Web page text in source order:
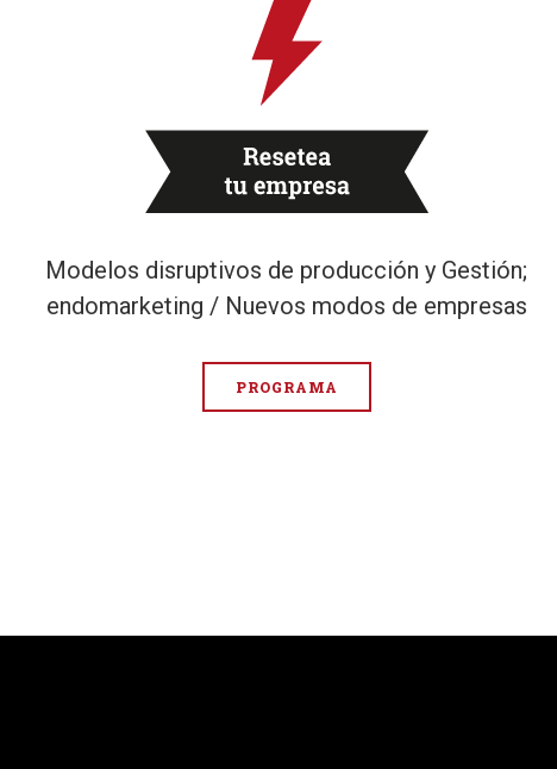
Modelos disruptivos de producción y Gestión;
endomarketing / Nuevos modos de empresas
PROGRAMA